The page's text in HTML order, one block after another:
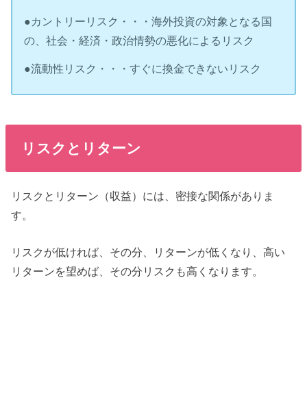
●カントリーリスク・・・海外投資の対象となる国
の、社会・経済・政治情勢の悪化によるリスク
●流動性リスク・・・すぐに換金できないリスク
リスクとリターン
リスクとリターン（収益）には、密接な関係がありま
す。
リスクが低ければ、その分、リターンが低くなり、高い
リターンを望めば、その分リスクも高くなります。